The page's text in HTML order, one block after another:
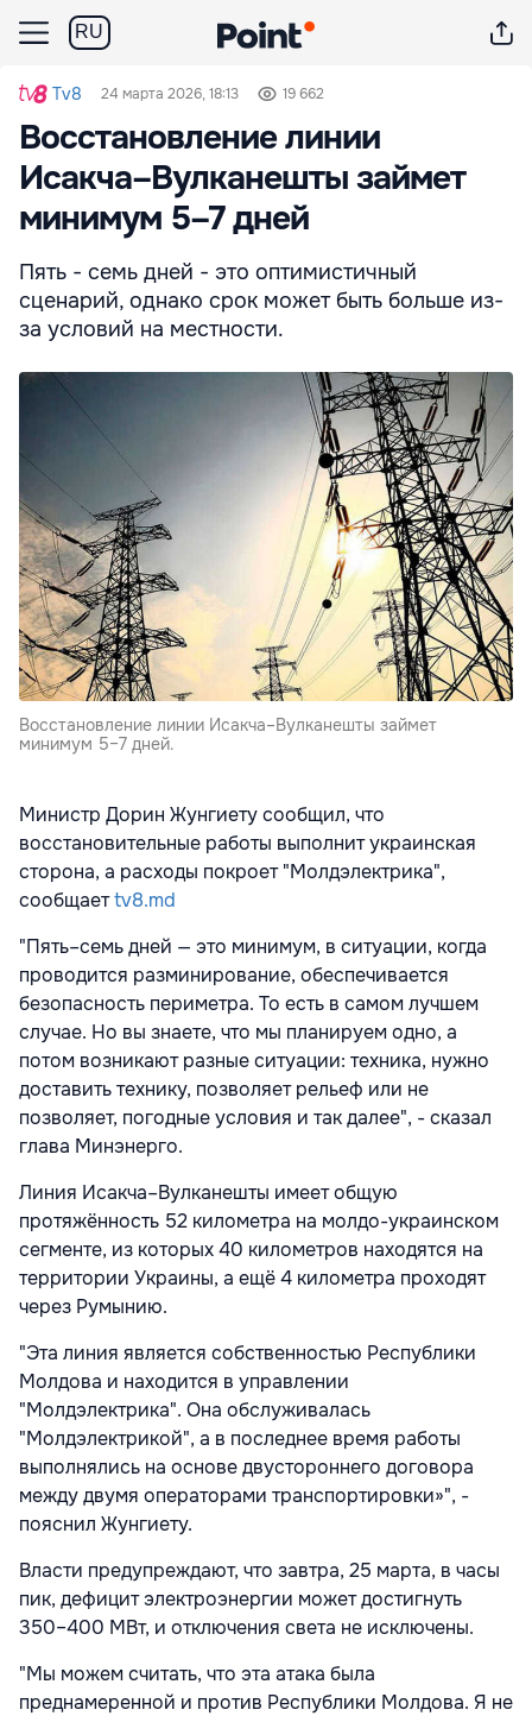
RU
Tv8 24 марта 2026, 18:13 19 662
Восстановление линии
Исакча–Вулканешты займет
минимум 5–7 дней
Пять - семь дней - это оптимистичный
сценарий, однако срок может быть больше из-
за условий на местности.
Восстановление линии Исакча–Вулканешты займет
минимум 5–7 дней.
Министр Дорин Жунгиету сообщил, что
восстановительные работы выполнит украинская
сторона, а расходы покроет "Молдэлектрика",
сообщаетtv8.md
"Пять–семь дней — это минимум, в ситуации, когда
проводится разминирование, обеспечивается
безопасность периметра. То есть в самом лучшем
случае. Но вы знаете, что мы планируем одно, а
потом возникают разные ситуации: техника, нужно
доставить технику, позволяет рельеф или не
позволяет, погодные условия и так далее", - сказал
глава Минэнерго.
Линия Исакча–Вулканешты имеет общую
протяжённость 52 километра на молдо-украинском
сегменте, из которых 40 километров находятся на
территории Украины, а ещё 4 километра проходят
через Румынию.
"Эта линия является собственностью Республики
Молдова и находится в управлении
"Молдэлектрика". Она обслуживалась
"Молдэлектрикой", а в последнее время работы
выполнялись на основе двустороннего договора
между двумя операторами транспортировки»", -
пояснил Жунгиету.
Власти предупреждают, что завтра, 25 марта, в часы
пик, дефицит электроэнергии может достигнуть
350–400 МВт, и отключения света не исключены.
"Мы можем считать, что эта атака была
преднамеренной и против Республики Молдова. Я не